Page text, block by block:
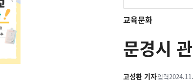
교육문화
문경시
고성환 기자입력